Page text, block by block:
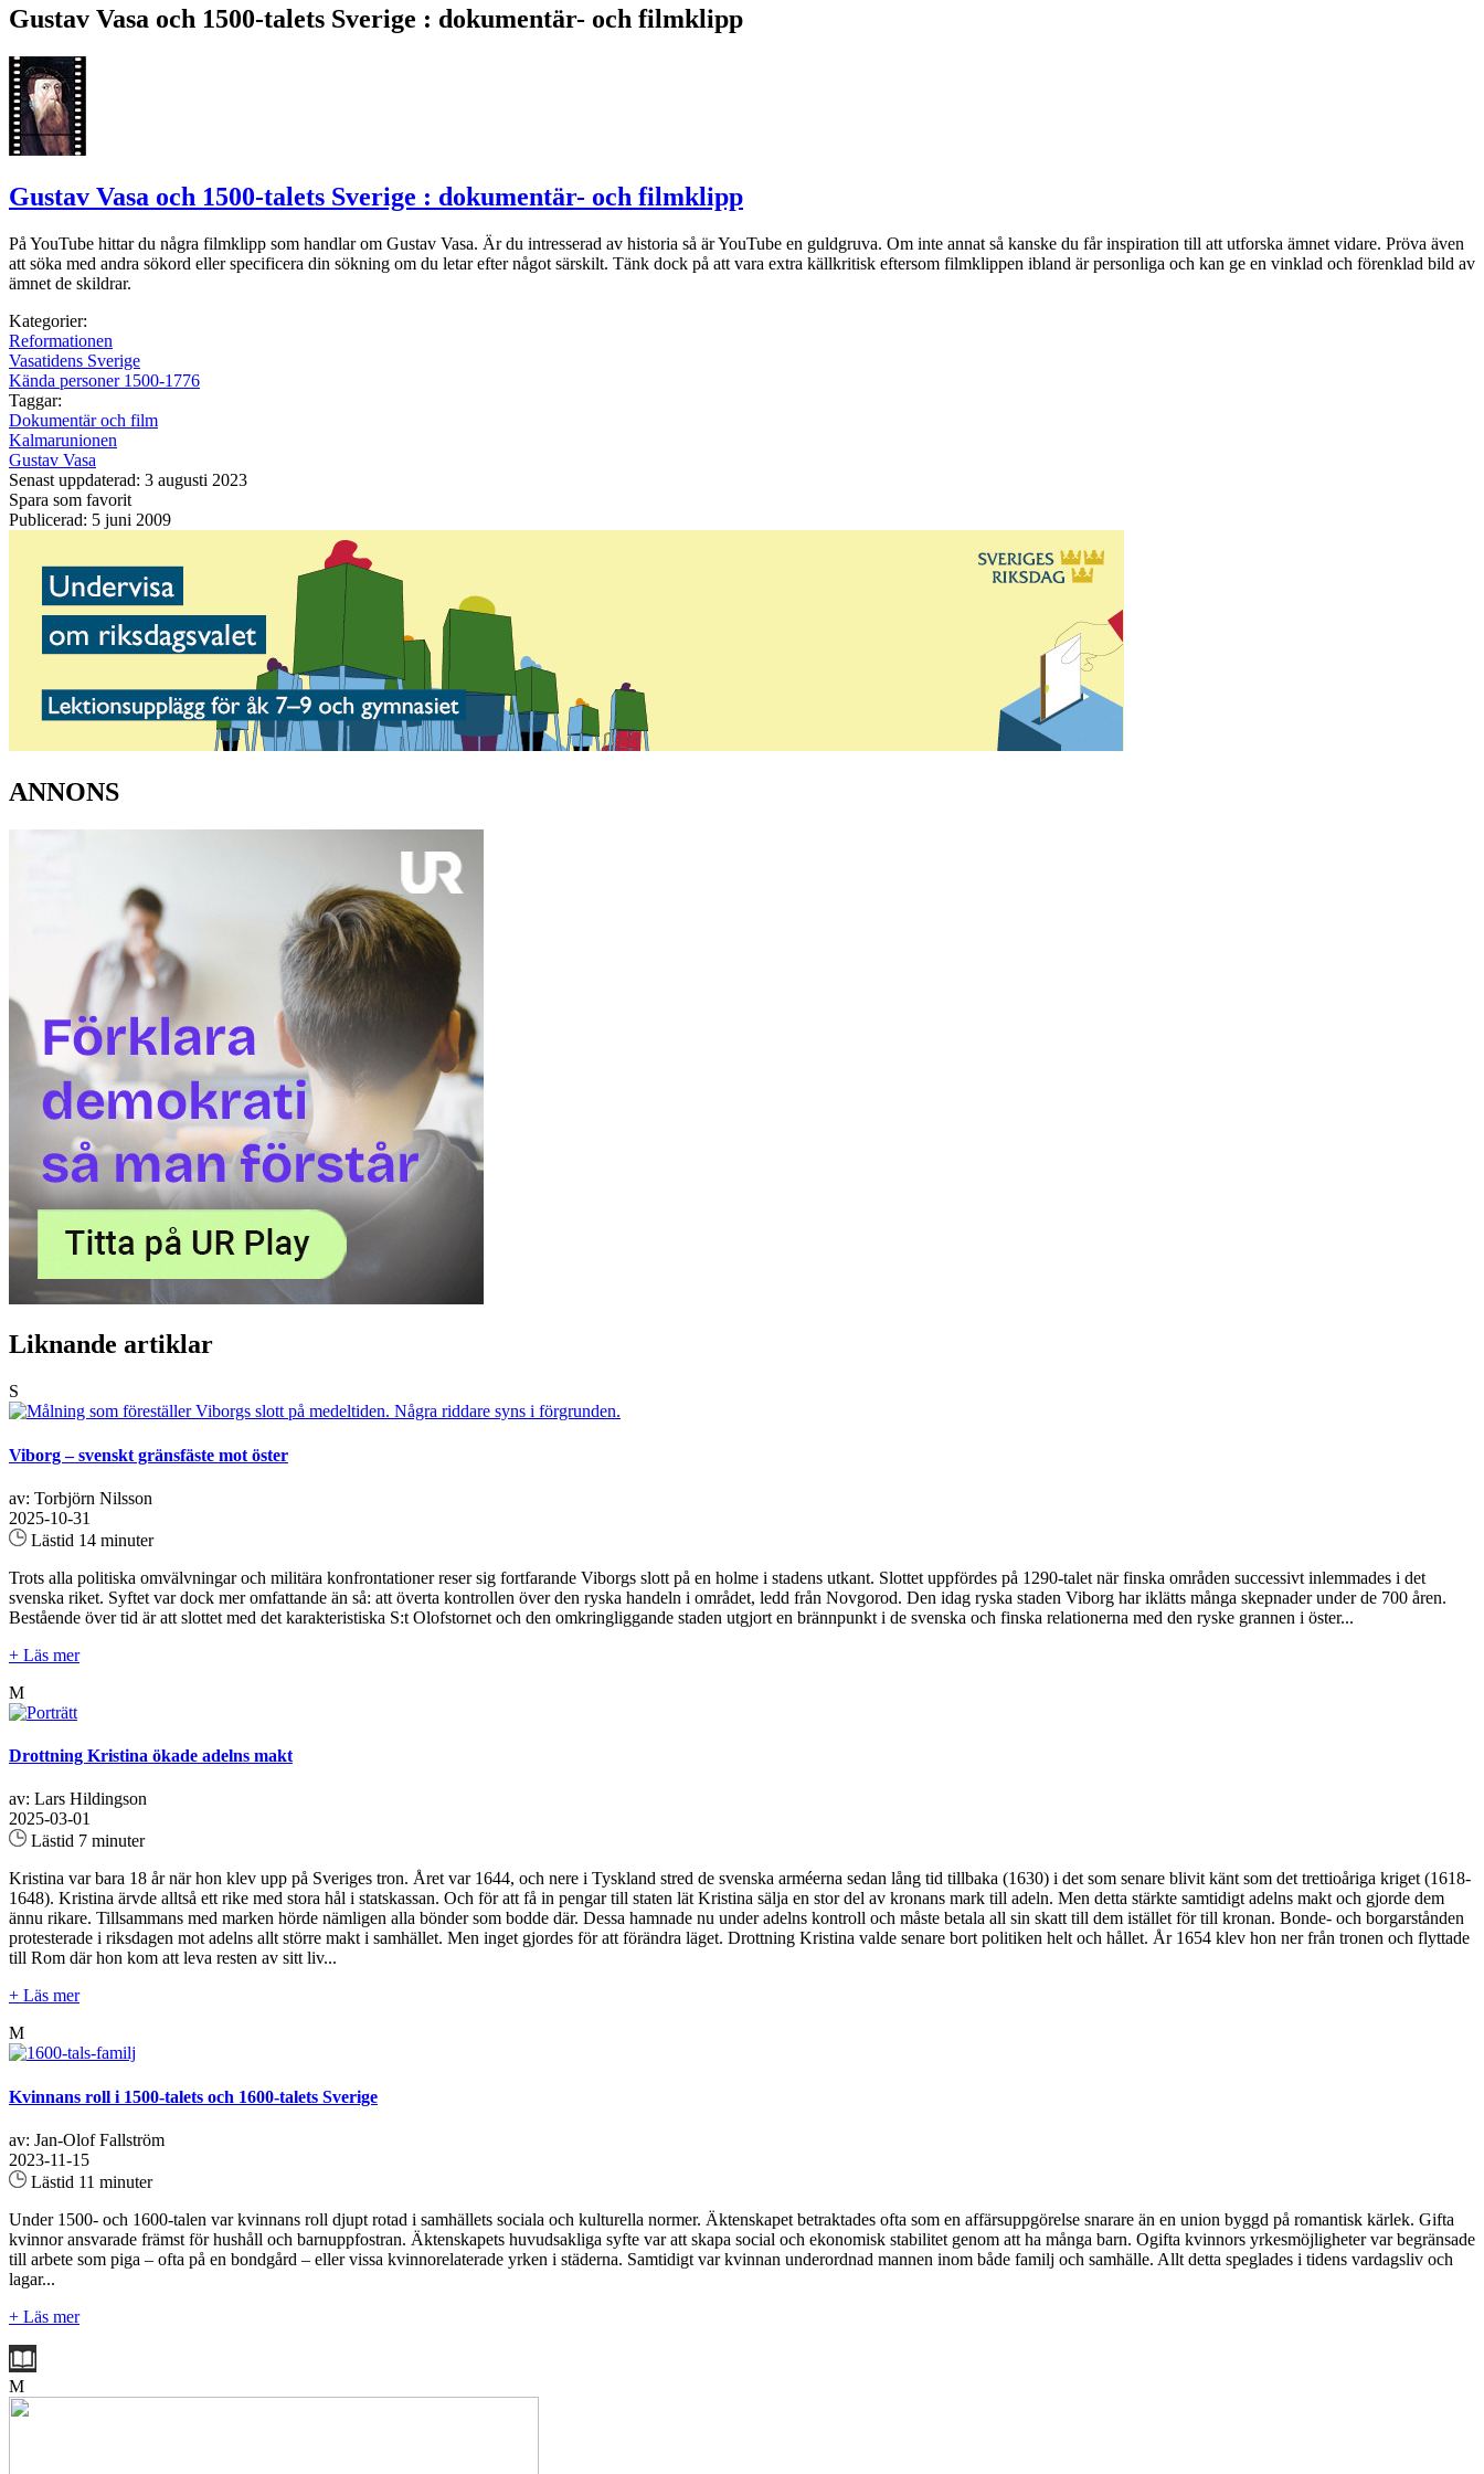
Gustav Vasa och 1500-talets Sverige : dokumentär- och filmklipp
Gustav Vasa och 1500-talets Sverige : dokumentär- och filmklipp
På YouTube hittar du några filmklipp som handlar om Gustav Vasa. Är du intresserad av historia så är YouTube en guldgruva. Om inte annat så kanske du får inspiration till att utforska ämnet vidare. Pröva även
att söka med andra sökord eller specificera din sökning om du letar efter något särskilt. Tänk dock på att vara extra källkritisk eftersom filmklippen ibland är personliga och kan ge en vinklad och förenklad bild av
ämnet de skildrar.
Kategorier:
Reformationen
Vasatidens Sverige
Kända personer 1500-1776
Taggar:
Dokumentär och film
Kalmarunionen
Gustav Vasa
Senast uppdaterad: 3 augusti 2023
Spara som favorit
Publicerad: 5 juni 2009
ANNONS
Liknande artiklar
S
Viborg – svenskt gränsfäste mot öster
av: Torbjörn Nilsson
2025-10-31
Lästid 14 minuter
Trots alla politiska omvälvningar och militära konfrontationer reser sig fortfarande Viborgs slott på en holme i stadens utkant. Slottet uppfördes på 1290-talet när finska områden successivt inlemmades i det
svenska riket. Syftet var dock mer omfattande än så: att överta kontrollen över den ryska handeln i området, ledd från Novgorod. Den idag ryska staden Viborg har iklätts många skepnader under de 700 åren.
Bestående över tid är att slottet med det karakteristiska S:t Olofstornet och den omkringliggande staden utgjort en brännpunkt i de svenska och finska relationerna med den ryske grannen i öster...
+ Läs mer
M
Drottning Kristina ökade adelns makt
av: Lars Hildingson
2025-03-01
Lästid 7 minuter
Kristina var bara 18 år när hon klev upp på Sveriges tron. Året var 1644, och nere i Tyskland stred de svenska arméerna sedan lång tid tillbaka (1630) i det som senare blivit känt som det trettioåriga kriget (1618-
1648). Kristina ärvde alltså ett rike med stora hål i statskassan. Och för att få in pengar till staten lät Kristina sälja en stor del av kronans mark till adeln. Men detta stärkte samtidigt adelns makt och gjorde dem
ännu rikare. Tillsammans med marken hörde nämligen alla bönder som bodde där. Dessa hamnade nu under adelns kontroll och måste betala all sin skatt till dem istället för till kronan. Bonde- och borgarstånden
protesterade i riksdagen mot adelns allt större makt i samhället. Men inget gjordes för att förändra läget. Drottning Kristina valde senare bort politiken helt och hållet. År 1654 klev hon ner från tronen och flyttade
till Rom där hon kom att leva resten av sitt liv...
+ Läs mer
M
Kvinnans roll i 1500-talets och 1600-talets Sverige
av: Jan-Olof Fallström
2023-11-15
Lästid 11 minuter
Under 1500- och 1600-talen var kvinnans roll djupt rotad i samhällets sociala och kulturella normer. Äktenskapet betraktades ofta som en affärsuppgörelse snarare än en union byggd på romantisk kärlek. Gifta
kvinnor ansvarade främst för hushåll och barnuppfostran. Äktenskapets huvudsakliga syfte var att skapa social och ekonomisk stabilitet genom att ha många barn. Ogifta kvinnors yrkesmöjligheter var begränsade
till arbete som piga – ofta på en bondgård – eller vissa kvinnorelaterade yrken i städerna. Samtidigt var kvinnan underordnad mannen inom både familj och samhälle. Allt detta speglades i tidens vardagsliv och
lagar...
+ Läs mer
M